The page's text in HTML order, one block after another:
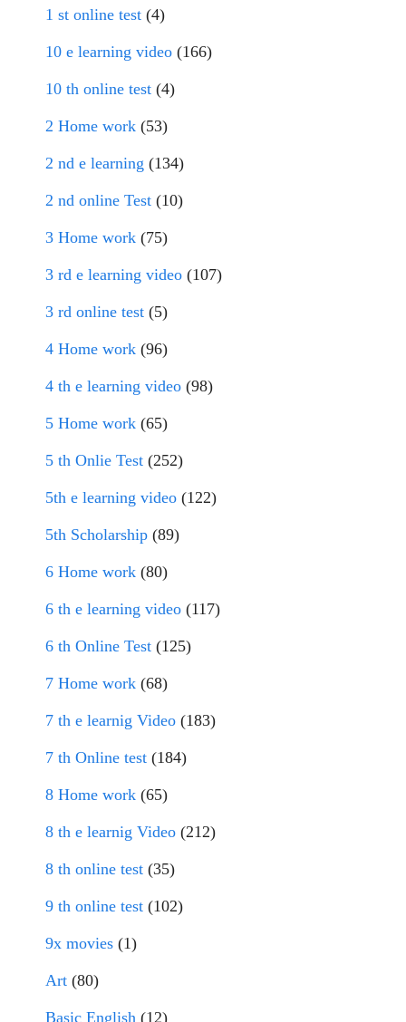
1 st online test (4)
10 e learning video (166)
10 th online test (4)
2 Home work (53)
2 nd e learning (134)
2 nd online Test (10)
3 Home work (75)
3 rd e learning video (107)
3 rd online test (5)
4 Home work (96)
4 th e learning video (98)
5 Home work (65)
5 th Onlie Test (252)
5th e learning video (122)
5th Scholarship (89)
6 Home work (80)
6 th e learning video (117)
6 th Online Test (125)
7 Home work (68)
7 th e learnig Video (183)
7 th Online test (184)
8 Home work (65)
8 th e learnig Video (212)
8 th online test (35)
9 th online test (102)
9x movies (1)
Art (80)
Basic English (12)